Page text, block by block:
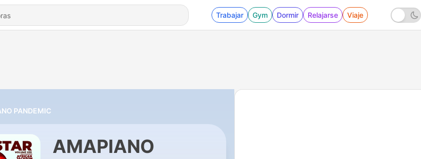
Trabajar Gym Dormir Relajarse Viaje
PANDEMIC
AMAPIANO